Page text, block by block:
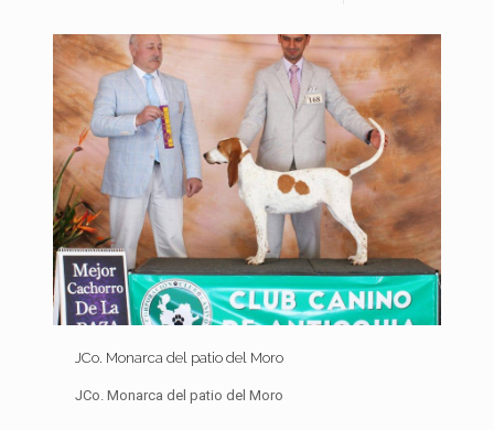
JCo. Monarca del patio del Moro
JCo. Monarca del patio del Moro